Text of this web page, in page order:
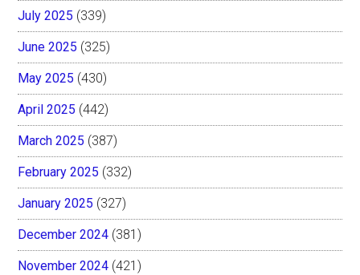
July 2025 (339)
June 2025 (325)
May 2025 (430)
April 2025 (442)
March 2025 (387)
February 2025 (332)
January 2025 (327)
December 2024 (381)
November 2024 (421)